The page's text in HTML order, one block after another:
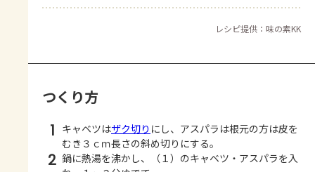
レシピ提供：味の素KK
つくり方
1 キャベツはザク切り にし、アスパラは根元の方は皮を
むき３ｃｍ長さの斜め切りにする。
2 鍋に熱湯を沸かし、（１）のキャベツ・アスパラを入